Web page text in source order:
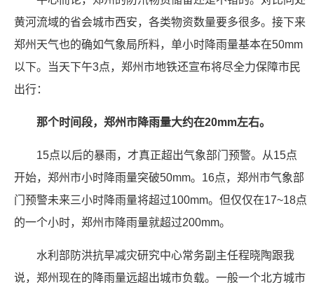
黄河流域的省会城市西安，各类物资数量要多很多。接下来
郑州天气也的确如气象局所料，单小时降雨量基本在50mm
以下。当天下午3点，郑州市地铁还宣布将尽全力保障市民
出行：
那个时间段，郑州市降雨量大约在20mm左右。
15点以后的暴雨，才真正超出气象部门预警。从15点
开始，郑州市小时降雨量突破50mm。16点，郑州市气象部
门预警未来三小时降雨量将超过100mm。但仅仅在17~18点
的一个小时，郑州市降雨量就超过200mm。
水利部防洪抗旱减灾研究中心常务副主任程晓陶跟我
说，郑州现在的降雨量远超出城市负载。一般一个北方城市